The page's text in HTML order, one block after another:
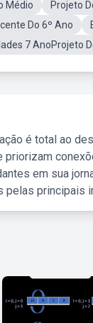
Médio
Projeto
Do 6º Ano
7 AnoProjeto
é total ao
em sua
pelas principais